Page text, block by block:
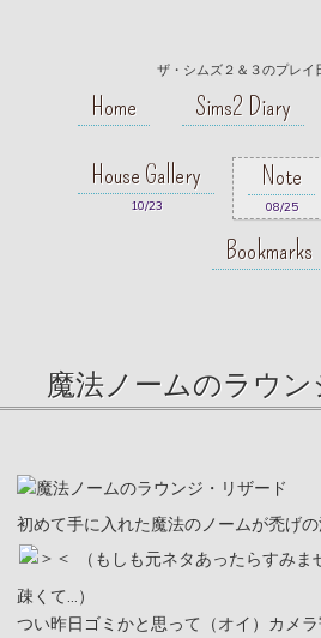
ザ・シムズ２＆３のプレイ
Home Sims2 Diary
House Gallery
10/23
Note
08/25
Bookmarks
魔法ノームのラウ
初めて手に入れた魔法のノームが禿げ
（もしも元ネタあったらすみ
疎くて…）
つい昨日ゴミかと思って（オイ）カメ